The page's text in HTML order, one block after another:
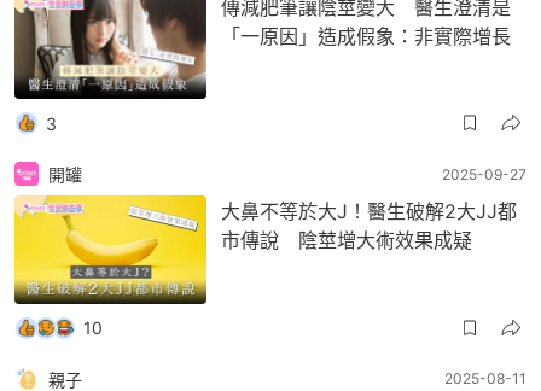
傳減肥筆讓陰莖變大 醫生澄清是
「一原因」造成假象：非實際增長
3
開罐 2025-09-27
大鼻不等於大J！醫生破解2大JJ都
市傳說 陰莖增大術效果成疑
10
親子 2025-08-11